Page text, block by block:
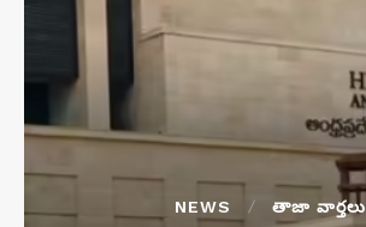
NEWS తాజా వార్తలు